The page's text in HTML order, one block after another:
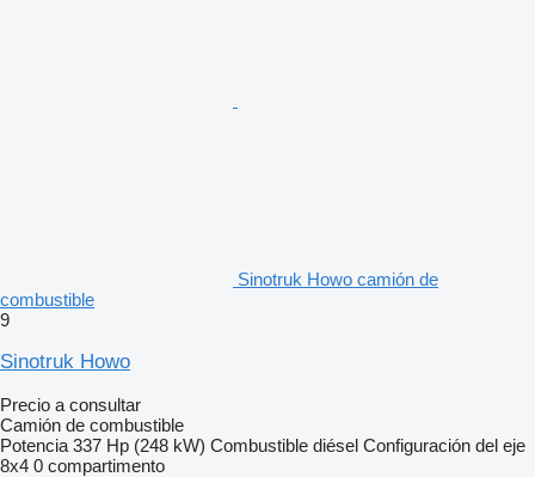
Sinotruk Howo camión de
combustible
9
Sinotruk Howo
Precio a consultar
Camión de combustible
Potencia 337 Hp (248 kW) Combustible diésel Configuración del eje
8x4 0 compartimento